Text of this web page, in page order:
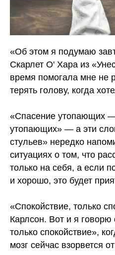
«Об этом я подумаю
Скарлет О' Хара из
время помогала мне не
терять голову, когда
«Спасение утопающих
утопающих» — а эти
стульев» нередко
ситуациях о том, что
только на себя, а если
и хорошо, это будет
«Спокойствие, только
Карлсон. Вот и я говорю
только спокойствие»,
мозг сейчас взорвется